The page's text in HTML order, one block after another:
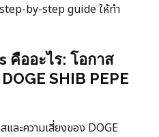
by-step guide ให้ทำ
คืออะไร: โอกาส
SHIB PEPE
และความเสี่ยงของ DOGE